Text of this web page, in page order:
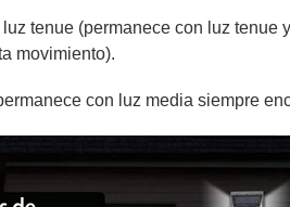
tenue (permanece con luz tenue
movimiento).
con luz media siempre